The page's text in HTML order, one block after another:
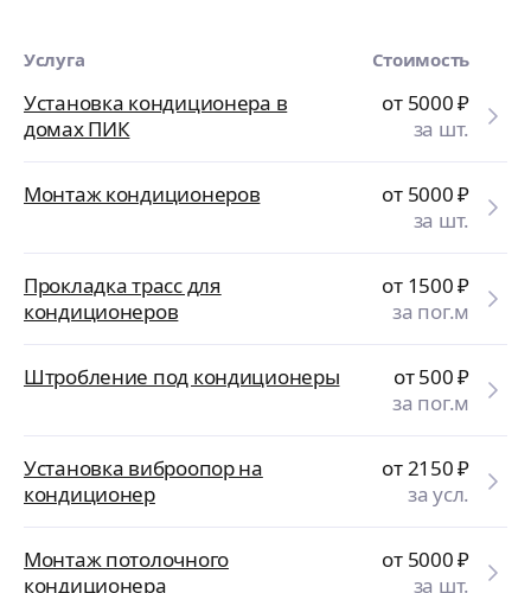
Услуга Стоимость
Установка кондиционера в
домах ПИК
от 5000₽
за шт.
Монтаж кондиционеров от 5000₽
за шт.
Прокладка трасс для
кондиционеров
от 1500₽
за пог.м
Штробление под кондиционеры от 500₽
за пог.м
Установка виброопор на
кондиционер
от 2150₽
за усл.
Монтаж потолочного
кондиционера
от 5000₽
за шт.